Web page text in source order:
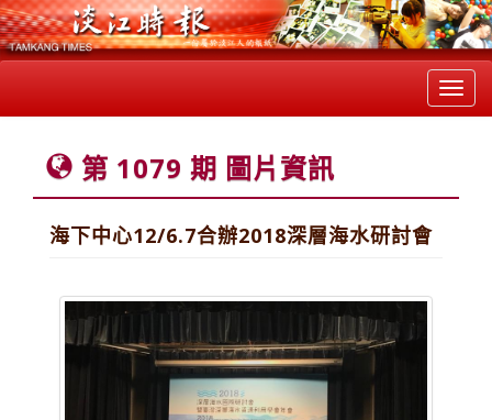
第 1079 期 圖片資訊
海下中心12/6.7合辦2018深層海水研討會